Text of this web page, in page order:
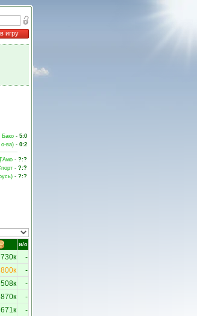
игру
Бако - 5:0
ва) - 0:2
- ?:?
- ?:?
- ?:?
и/о
-
-
-
-
-